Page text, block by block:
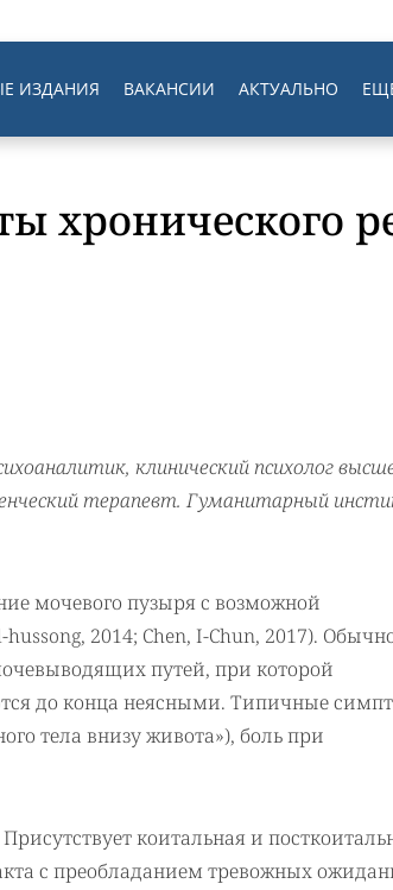
ИЗДАНИЯ ВАКАНСИИ АКТУАЛЬНО
хронического
клинический психолог
терапевт. Гуманитарный
мочевого пузыря с возможной
2014; Chen, I-Chun, 2017).
путей, при которой
до конца неясными. Типичные
тела внизу живота»), боль при
коитальная и
с преобладанием тревожных